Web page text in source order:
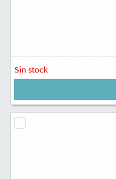
Sin stock